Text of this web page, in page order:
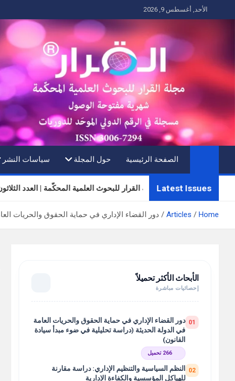
to
الأحد, أغسطس 9, 2026
الصفحة الرئيسية حول المجلة سياسات النشر
Latest Issues مجلة القرار للبحوث العلمية المحكّمة | العدد الثلاثون | المجلد 10
Home
Articles دور القضاء الإداري في حماية الحقوق والحريات
الأبحاث الأكثر تحميلاً
إحصائيات مباشرة
01 دور القضاء الإداري في حماية الحقوق والحريات العامة
في الدولة الحديثة (دراسة تحليلية في ضوء مبدأ سيادة
القانون)
266 تحميل
02
النظم السياسية والتنظيم الإداري: دراسة مقارنة
للهياكل المؤسسية والكفاءة الإدارية